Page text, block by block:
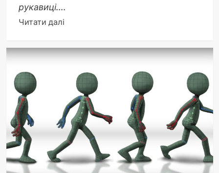
рукавиці....
Читати даліДокладніше
Кушнір
це:
ремесло,
породило
тисячі
прізвищ